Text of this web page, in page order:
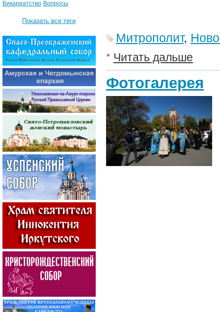
Митрополит,
Читать дальше
Фотогалерея
Викариатство Вопросы
Показать все теги